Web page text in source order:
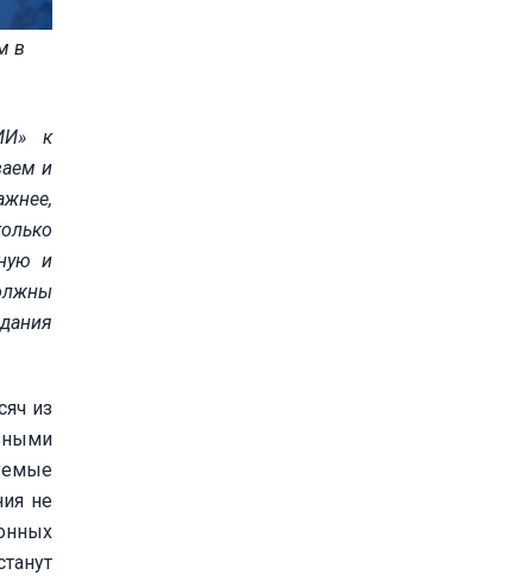
в
к
и
и
из
не